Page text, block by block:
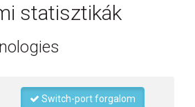
statisztikák
Switch-port forgalom